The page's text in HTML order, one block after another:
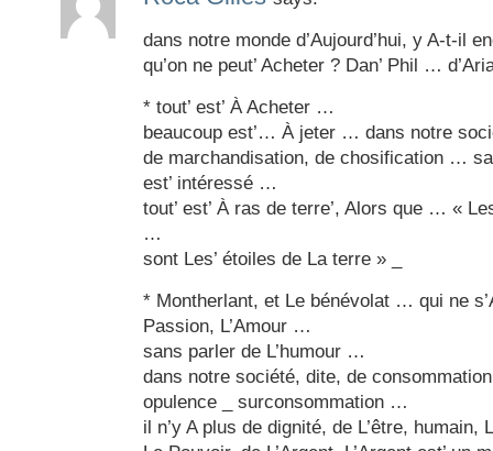
dans notre monde d’Aujourd’hui, y A-t-il
qu’on ne peut’ Acheter ? Dan’ Phil …
* tout’ est’ À Acheter …
beaucoup est’… À jeter … dans notre
de marchandisation, de chosification …
est’ intéressé …
tout’ est’ À ras de terre’, Alors que … «
…
sont Les’ étoiles de La terre » _
* Montherlant, et Le bénévolat … qui ne
Passion, L’Amour …
sans parler de L’humour …
dans notre société, dite, de
opulence _ surconsommation …
il n’y A plus de dignité, de L’être, humain,